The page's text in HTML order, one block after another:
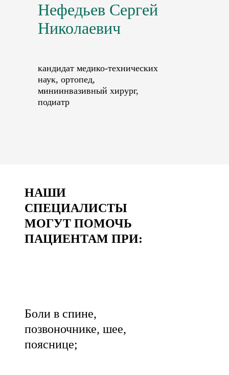
Нефедьев Сергей
Николаевич
кандидат медико-технических
наук, ортопед,
миниинвазивный хирург,
подиатр
НАШИ
СПЕЦИАЛИСТЫ
МОГУТ ПОМОЧЬ
ПАЦИЕНТАМ ПРИ:
Боли в спине,
позвоночнике, шее,
пояснице;